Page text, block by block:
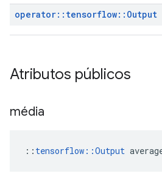
operator:: tensorflow:: Output
Atributos públicos
média
:: tensorflow::Output